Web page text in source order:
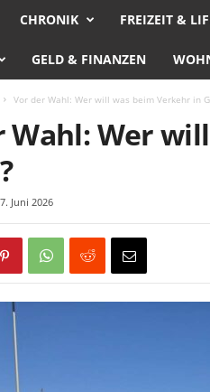
s
d
G
CHRONIK FREIZEIT &
GELD & FINANZEN
Vor der Wahl: Wer will was beim Verkehr in
Wahl: Wer
Juni 2026